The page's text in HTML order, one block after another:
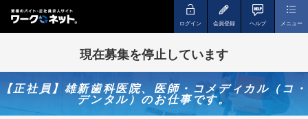
ログイン 会員登録 ヘルプ メニュー
現在募集を停止しています
【正社員】雄新歯科医院、医師・コメディカル（コ・
デンタル）のお仕事です。